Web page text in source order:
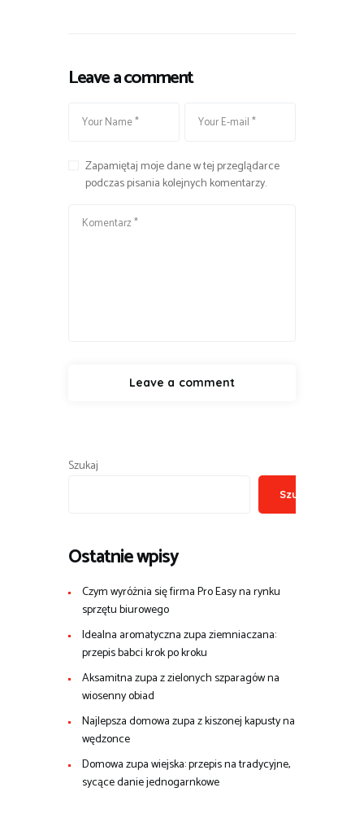
Leave a comment
Zapamiętaj moje dane w tej przeglądarce
podczas pisania kolejnych komentarzy.
Szukaj
Szukaj
Ostatnie wpisy
Czym wyróżnia się firma Pro Easy na rynku
sprzętu biurowego
Idealna aromatyczna zupa ziemniaczana:
przepis babci krok po kroku
Aksamitna zupa z zielonych szparagów na
wiosenny obiad
Najlepsza domowa zupa z kiszonej kapusty na
wędzonce
Domowa zupa wiejska: przepis na tradycyjne,
sycące danie jednogarnkowe